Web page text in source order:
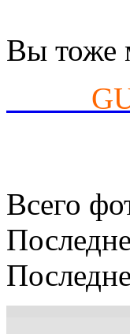
Вы тоже
Всего